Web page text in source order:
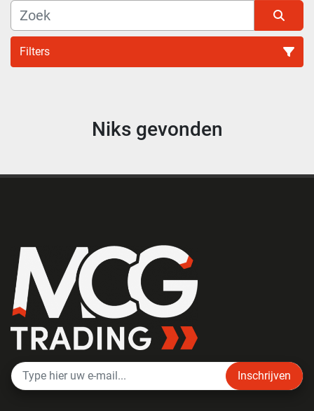
Filters
Sorteren op
Niks gevonden
Inschrijven